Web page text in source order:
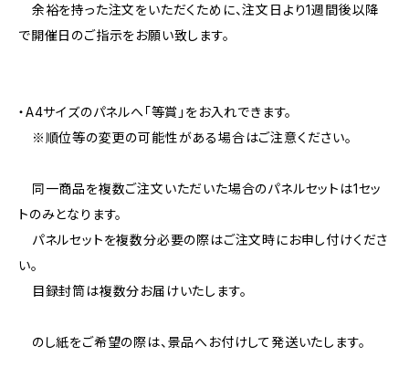
余裕を持った注文をいただくために、注文日より1週間後以降
で開催日のご指示をお願い致します。
・A4サイズのパネルへ「等賞」をお入れできます。
※順位等の変更の可能性がある場合はご注意ください。
同一商品を複数ご注文いただいた場合のパネルセットは1セッ
トのみとなります。
パネルセットを複数分必要の際はご注文時にお申し付けくださ
い。
目録封筒は複数分お届けいたします。
のし紙をご希望の際は、景品へお付けして発送いたします。